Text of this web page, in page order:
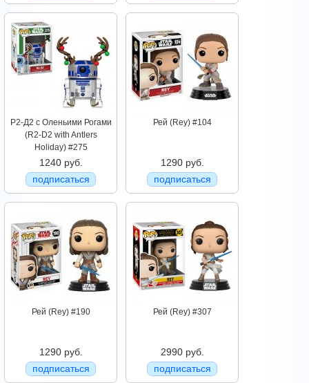
Р2-Д2 с Оленьими Рогами
(R2-D2 with Antlers
Holiday) #275
1240 руб.
подписаться
Рей (Rey) #104
1290 руб.
подписаться
Рей (Rey) #190
1290 руб.
подписаться
Рей (Rey) #307
2990 руб.
подписаться